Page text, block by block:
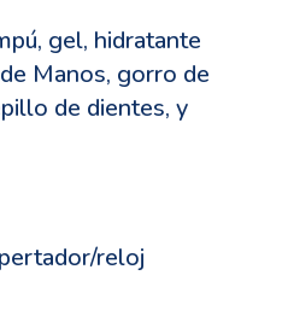
gel, hidratante
Manos, gorro de
de dientes, y
reloj